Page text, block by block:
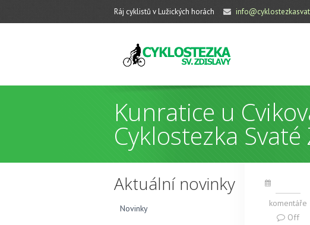
Ráj cyklistů v Lužických horách
Kunratice u
Cyklostezka
komentáře
Off
Aktuální novinky
Novinky